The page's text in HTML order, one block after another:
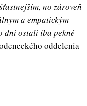
no zároveň
a empatickým
dni ostali iba pekné
oddelenia